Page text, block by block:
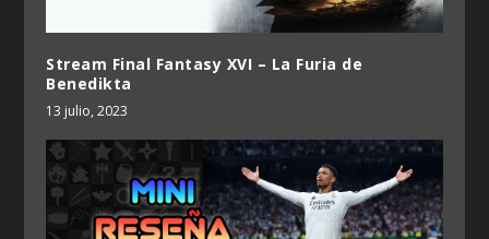
Stream Final Fantasy XVI – La Furia de
Benedikta
13 julio, 2023